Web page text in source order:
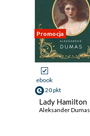
Promocja
ebook
20 pkt
Lady Hamilton
Aleksander Dumas